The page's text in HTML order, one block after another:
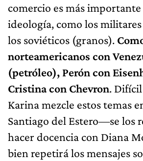
comercio es más
ideología, como los
los soviéticos (granos).
norteamericanos con
(petróleo), Perón con
Cristina con Chevron.
Karina mezcle estos temas
Santiago del Estero—se los
hacer docencia con Diana
bien repetirá los mensajes